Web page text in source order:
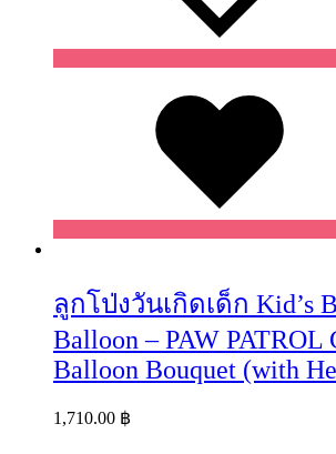
ลูกโป่งวันเกิดเด็ก Kid’s
Balloon – PAW PATROL
Balloon Bouquet (with
1,710.00 ฿